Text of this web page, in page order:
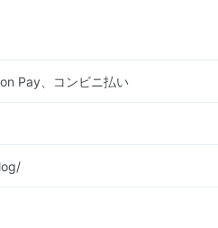
Pay、コンビニ払い